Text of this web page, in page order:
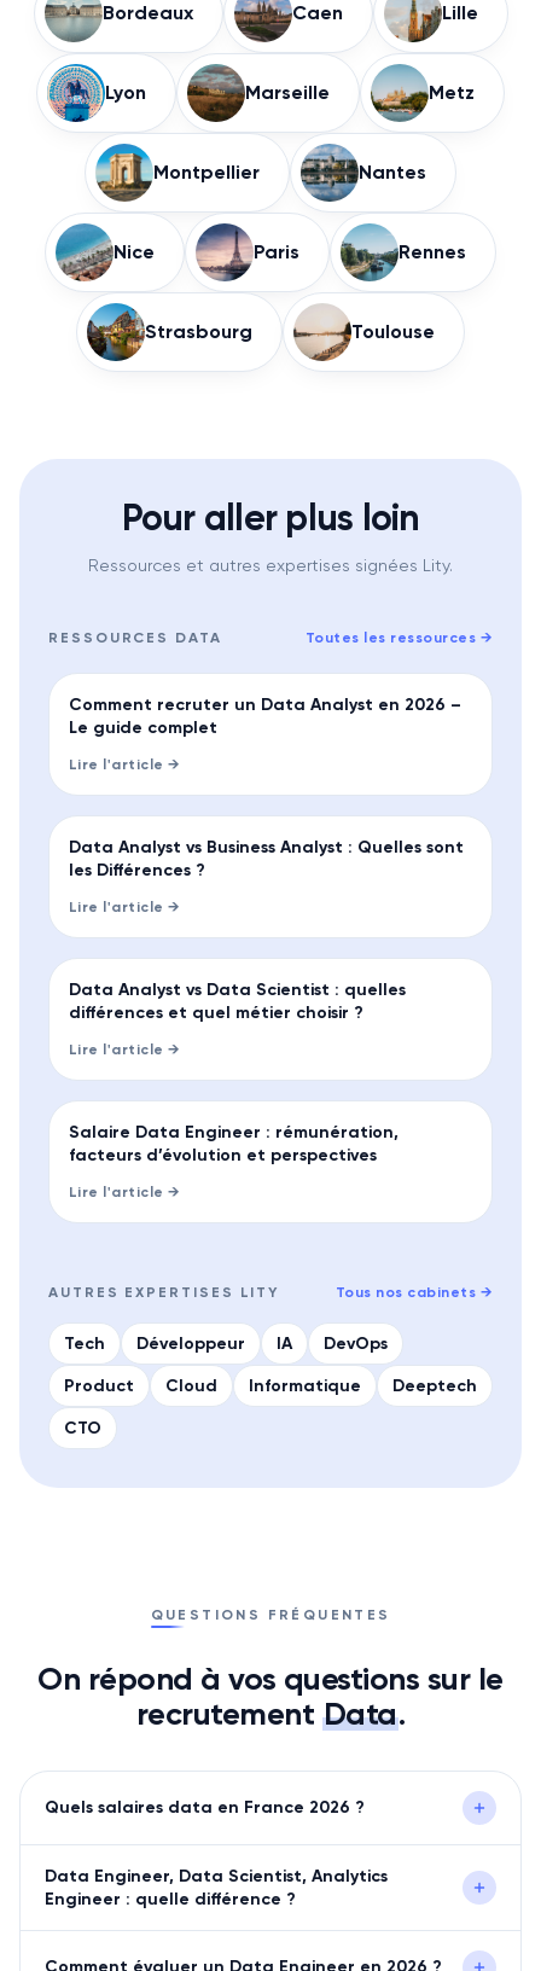
Bordeaux Caen Lille
Lyon Marseille Metz
Montpellier Nantes
Nice Paris Rennes
Strasbourg Toulouse
Pour aller plus loin
Ressources et autres expertises signées Lity.
RESSOURCES DATA Toutes les ressources →
GUIDE
Comment recruter un Data Analyst en 2026 –
Le guide complet
Lire l'article →
COMPARATIF
Data Analyst vs Business Analyst : Quelles sont
les Différences ?
Lire l'article →
COMPARATIF
Data Analyst vs Data Scientist : quelles
différences et quel métier choisir ?
Lire l'article →
SALAIRE
Salaire Data Engineer : rémunération,
facteurs d’évolution et perspectives
Lire l'article →
AUTRES EXPERTISES LITY Tous nos cabinets →
Tech Développeur IA DevOps
Product Cloud Informatique Deeptech
CTO
QUESTIONS FRÉQUENTES
On répond à vos questions sur le
recrutement Data.
Quels salaires data en France 2026 ?
Data Engineer, Data Scientist, Analytics
Engineer : quelle différence ?
Comment évaluer un Data Engineer en 2026 ?